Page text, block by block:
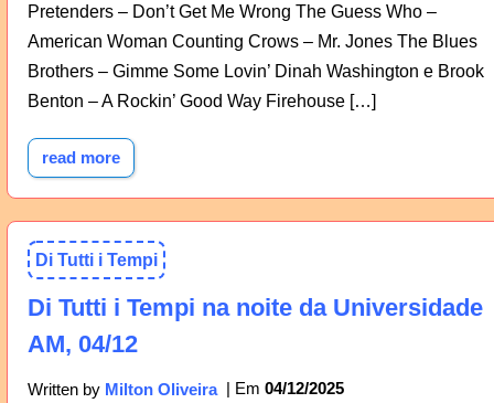
Pretenders – Don’t Get Me Wrong The Guess Who –
American Woman Counting Crows – Mr. Jones The Blues
Brothers – Gimme Some Lovin’ Dinah Washington e Brook
Benton – A Rockin’ Good Way Firehouse […]
read more
Di Tutti i Tempi
Di Tutti i Tempi na noite da Universidade
AM, 04/12
Written by Milton Oliveira 04/12/2025